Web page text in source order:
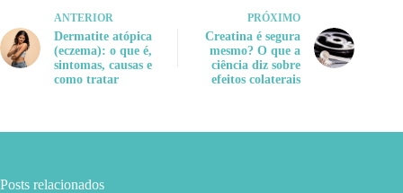
ANTERIOR
Dermatite atópica
(eczema): o que é,
sintomas, causas e
como tratar
PRÓXIMO
Creatina é segura
mesmo? O que a
ciência diz sobre
efeitos colaterais
Posts relacionados